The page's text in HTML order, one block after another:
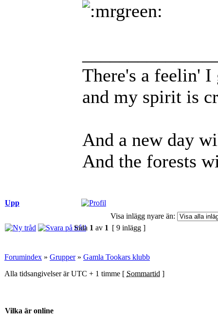
There's a feelin'
and my spirit is
And a new day
And the forests
Upp
Visa inlägg nyare än:
Sida 1 av 1 [ 9 inlägg ]
Forumindex » Grupper» Gamla Tookars klubb
Alla tidsangivelser är UTC + 1 timme [ Sommartid ]
Vilka är online